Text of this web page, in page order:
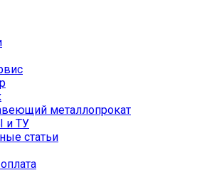
металлопрокат
и ТУ
статьи